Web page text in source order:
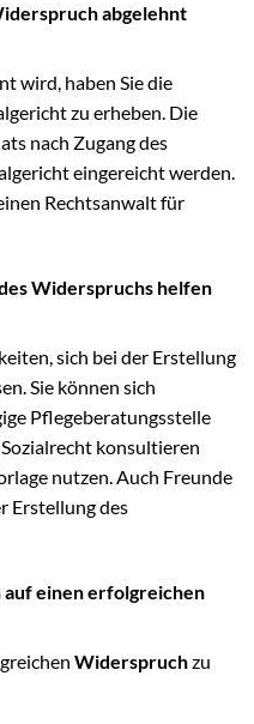
abgelehnt
wird, haben Sie die
zu erheben. Die
nach Zugang des
eingereicht werden.
Rechtsanwalt für
Widerspruchs helfen
sich bei der Erstellung
Sie können sich
Pflegeberatungsstelle
konsultieren
nutzen. Auch Freunde
Erstellung des
auf einen erfolgreichen
Widerspruchzu